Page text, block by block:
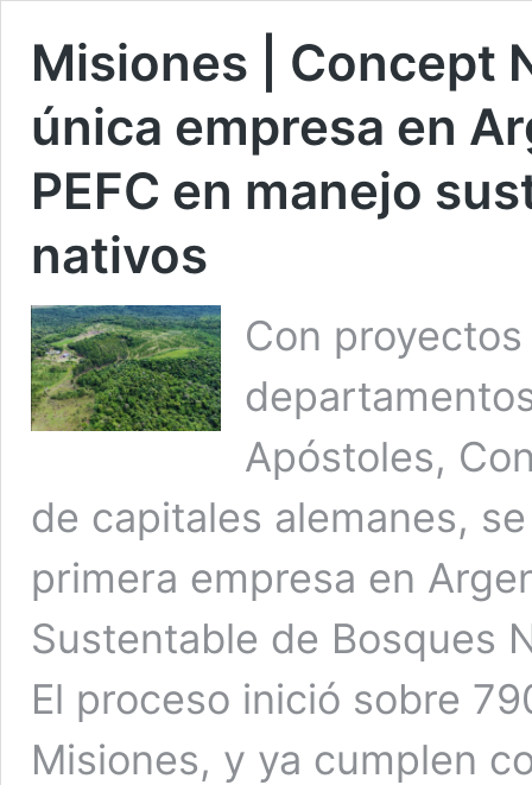
Misiones | Concept
única empresa en
PEFC en manejo
nativos
Con
Apóstoles,
de capitales alemanes,
primera empresa en
Sustentable de Bosques
El proceso inició sobre
Misiones, y ya cumplen